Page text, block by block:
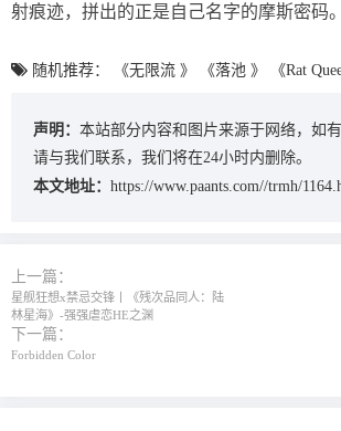
射痕迹，拼出的正是自己名字的摩斯密码。
随机推荐： 《无限流 》 《落池 》 《Rat
声明： 本站部分内容和图片来源于网络，如
请与我们联系，我们将在24小时内删除。
本文地址： https://www.paants.com//trmh/
上一篇：
星舰狂想x禁忌交锋丨《残次品同人：陆
林星海》-强强虐恋HE之渊
下一篇：
Forbidden Color